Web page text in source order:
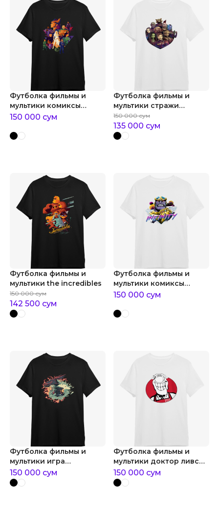
Футболка фильмы и
мультики комиксы
marvel eternals
150 000 сум
Футболка фильмы и
мультики стражи
галактики 3
150 000 сум
135 000 сум
Футболка фильмы и
мультики the incredibles
150 000 сум
142 500 сум
Футболка фильмы и
мультики комиксы
marvel танос infinity
150 000 сум
Футболка фильмы и
мультики игра
престолов: лед и
пламень
150 000 сум
Футболка фильмы и
мультики доктор ливси -
kfc edition
150 000 сум